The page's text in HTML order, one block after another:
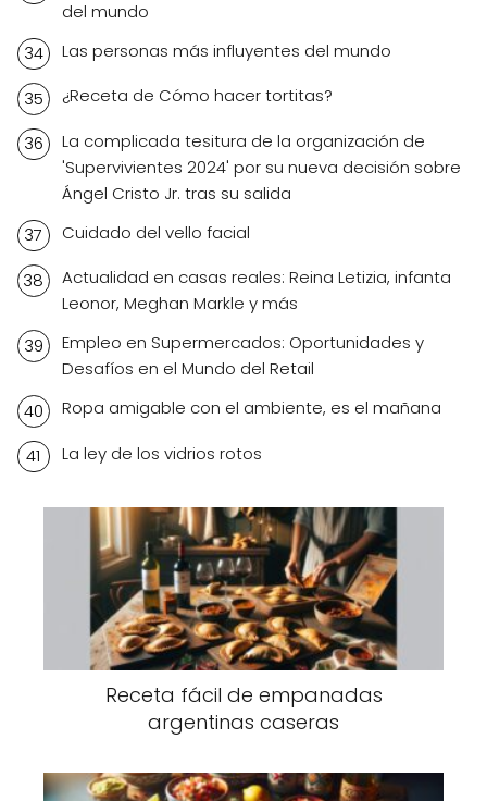
del mundo
Las personas más influyentes del mundo
¿Receta de Cómo hacer tortitas?
La complicada tesitura de la organización de
'Supervivientes 2024' por su nueva decisión sobre
Ángel Cristo Jr. tras su salida
Cuidado del vello facial
Actualidad en casas reales: Reina Letizia, infanta
Leonor, Meghan Markle y más
Empleo en Supermercados: Oportunidades y
Desafíos en el Mundo del Retail
Ropa amigable con el ambiente, es el mañana
La ley de los vidrios rotos
Receta fácil de empanadas
argentinas caseras